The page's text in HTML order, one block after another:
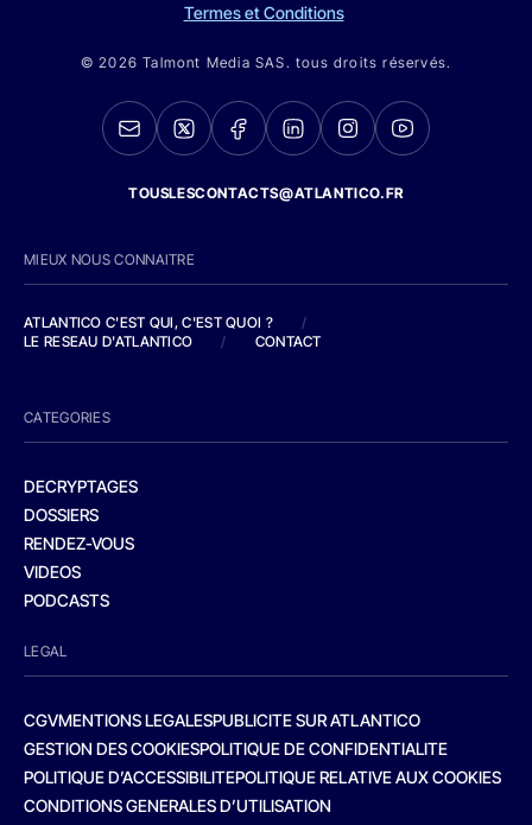
Termes et Conditions
© 2026 Talmont Media SAS. tous droits réservés.
TOUSLESCONTACTS@ATLANTICO.FR
MIEUX NOUS CONNAITRE
ATLANTICO C'EST QUI, C'EST QUOI ?
/
LE RESEAU D'ATLANTICO
/ CONTACT
CATEGORIES
DECRYPTAGES
DOSSIERS
RENDEZ-VOUS
VIDEOS
PODCASTS
LEGAL
CGVMENTIONS LEGALESPUBLICITE SUR ATLANTICO
GESTION DES COOKIESPOLITIQUE DE CONFIDENTIALITE
POLITIQUE D’ACCESSIBILITEPOLITIQUE RELATIVE AUX COOKIES
CONDITIONS GENERALES D’UTILISATION